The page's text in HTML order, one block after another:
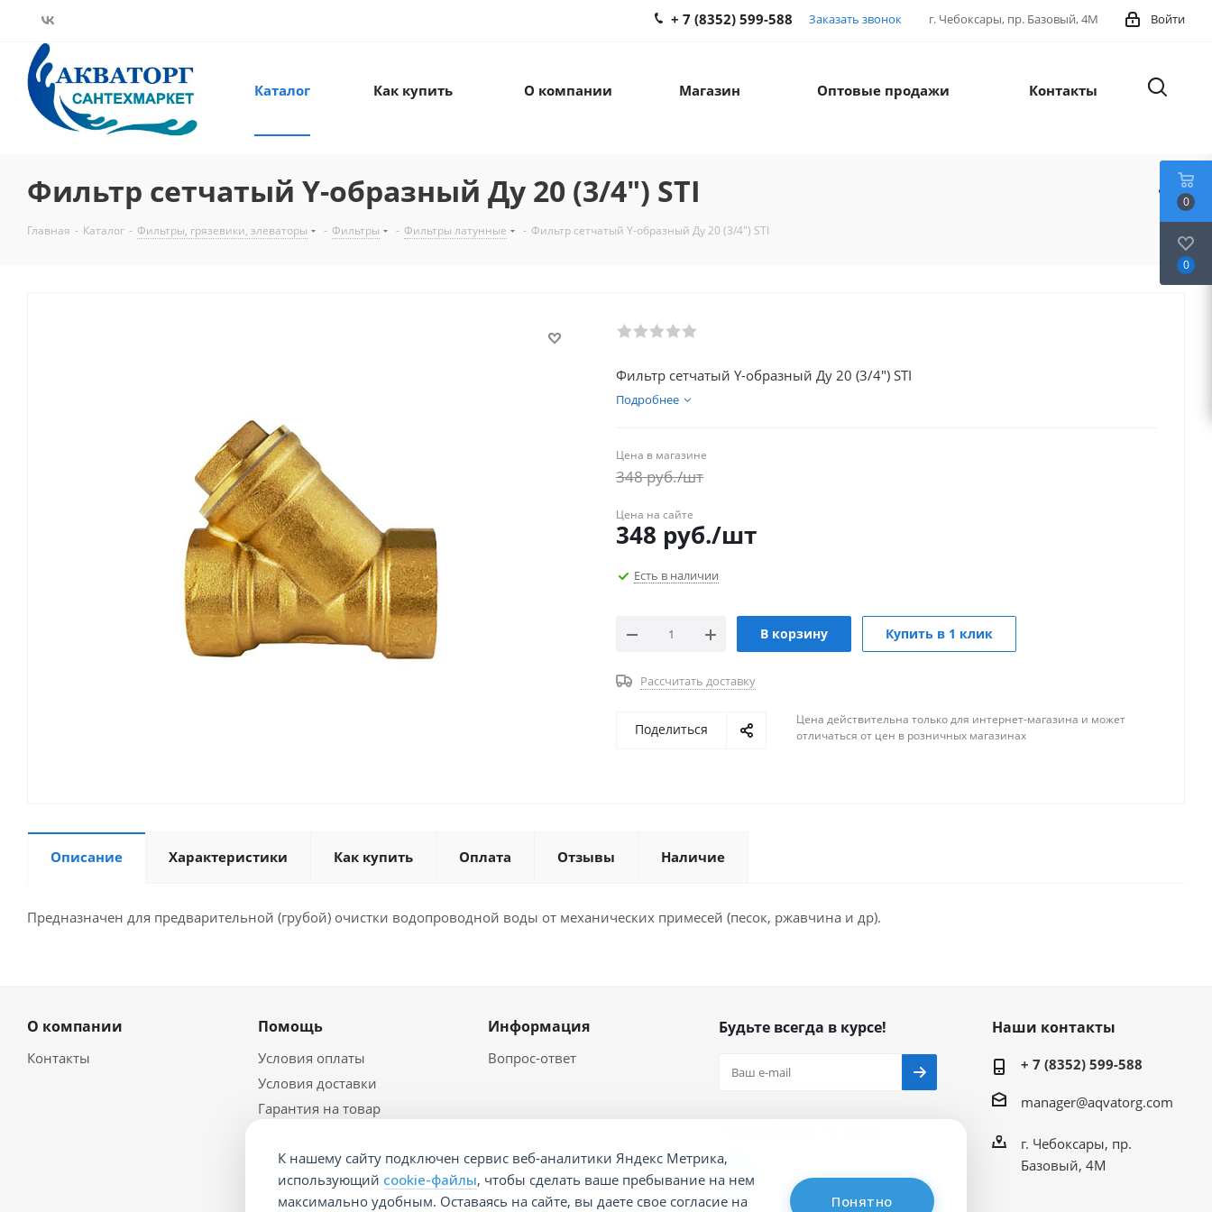
Войти
г. Чебоксары, пр. Базовый, 4М
+ 7 (8352) 599-588 Заказать звонок
Каталог Как купить О компании Магазин Оптовые продажи Контакты
Фильтр сетчатый Y-образный Ду 20 (3/4") STI
Главная - Каталог - Фильтры, грязевики, элеваторы - Фильтры - Фильтры латунные - Фильтр сетчатый Y-образный Ду 20 (3/4") STI
Фильтр сетчатый Y-образный Ду 20 (3/4") STI
Подробнее
Цена в магазине
348руб./шт
Цена на сайте
348 руб./шт
Есть в наличии
В корзину Купить в 1 клик
Рассчитать доставку
Поделиться
Цена действительна только для интернет-магазина и может
отличаться от цен в розничных магазинах
Описание Характеристики Как купить Оплата Отзывы Наличие
Предназначен для предварительной (грубой) очистки водопроводной воды от механических примесей (песок, ржавчина и др).
О компании
Контакты
Помощь
Условия оплаты
Условия доставки
Гарантия на товар
конфидециальности
Документы
Информация
Вопрос-ответ
Будьте всегда в курсе! Наши контакты
+ 7 (8352) 599-588
manager@aqvatorg.com
г. Чебоксары, пр.
Базовый, 4М
0
0
К нашему сайту подключен сервис веб-аналитики Яндекс Метрика,
использующий cookie-файлы, чтобы сделать ваше пребывание на нем
максимально удобным. Оставаясь на сайте, вы даете свое согласие на
Понятно